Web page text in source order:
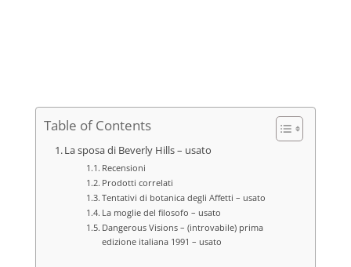
Table of Contents
La sposa di Beverly Hills – usato
Recensioni
Prodotti correlati
Tentativi di botanica degli Affetti – usato
La moglie del filosofo – usato
Dangerous Visions – (introvabile) prima
edizione italiana 1991 – usato